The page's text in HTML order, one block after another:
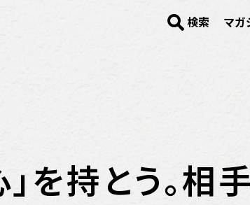
検索 マガ
を持とう。相